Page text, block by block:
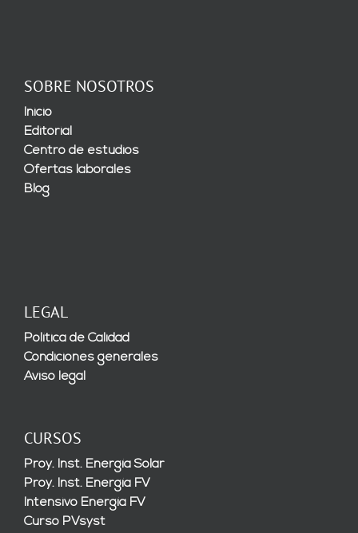
SOBRE NOSOTROS
Inicio
Editorial
Centro de estudios
Ofertas laborales
Blog
LEGAL
Política de Calidad
Condiciones generales
Aviso legal
CURSOS
Proy. Inst. Energía Solar
Proy. Inst. Energía FV
Intensivo Energía FV
Curso PVsyst